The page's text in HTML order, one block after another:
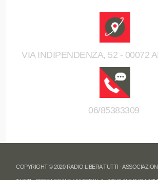
VIA INDIPENDENZA, 52 - 00072
06/85383309
COPYRIGHT © 2020 RADIO LIBERA TUTTI -